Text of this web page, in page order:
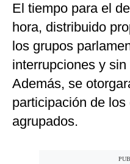
El tiempo para el
hora, distribuido
los grupos
interrupciones y
Además, se
participación de
agrupados.